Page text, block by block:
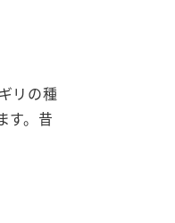
リの種
す。昔